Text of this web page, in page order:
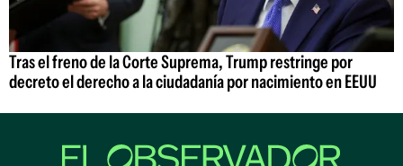
Tras el freno de la Corte Suprema, Trump restringe por
decreto el derecho a la ciudadanía por nacimiento en EEUU